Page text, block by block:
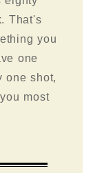
That's
you
one
one shot,
most